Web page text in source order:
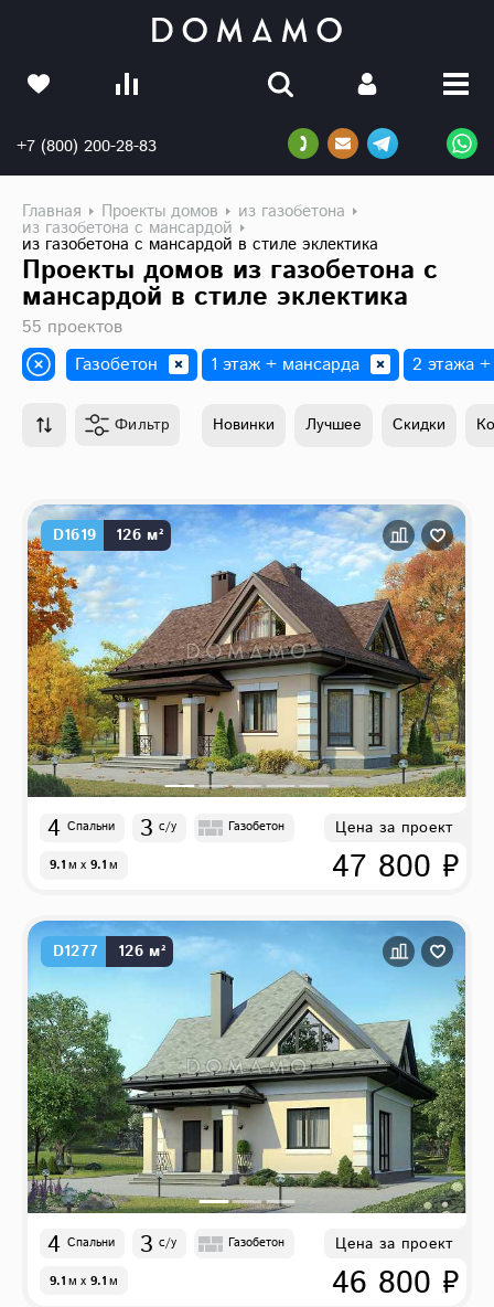
+7 (800) 200-28-83
Главная Проекты домов из газобетона
из газобетона с мансардой
из газобетона с мансардой в стиле эклектика
Проекты домов из газобетона с
мансардой в стиле эклектика
55 проектов
Газобетон
1 этаж + мансарда 2 этажа
Фильтр Новинки Лучшее Скидки
D1619 126 м²
4 Спальни 3 с/у Газобетон
9.1м x 9.1м
Цена за проект
47 800 ₽
D1277 126 м²
4 Спальни 3 с/у Газобетон
9.1м x 9.1м
Цена за проект
46 800 ₽